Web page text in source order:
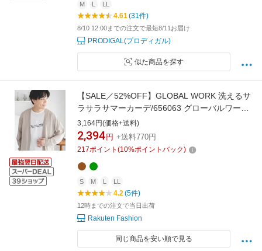
M L LL
4.61(31件)
8/10 12:00までの注文で最短8/11お届け
PRODIGAL(プロディガル)
似た商品を探す
【SALE／52%OFF】GLOBAL WORK 洗えるサ
ラサラサマーカーデ/656063 グローバルワーク
トップス カーディガン グレー ブルー ブラック
グリーン ブラウン
3,164円(価格+送料)
2,394 円 +送料770円
217ポイント (10%ポイントバック)
S M L LL
4.2(5件)
12時までの注文で当日出荷
Rakuten Fashion
同じ商品を安い順で見る